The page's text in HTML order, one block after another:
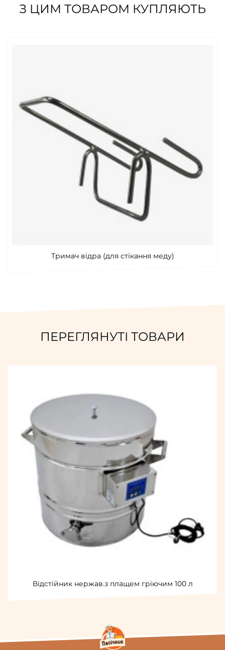
З ЦИМ ТОВАРОМ КУПЛЯЮТЬ
Тримач відра (для стікання меду)
ПЕРЕГЛЯНУТІ ТОВАРИ
Відстійник нержав.з плащем гріючим 100 л